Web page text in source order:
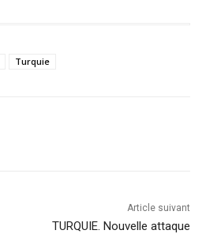
Turquie
Article suivant
TURQUIE. Nouvelle attaque